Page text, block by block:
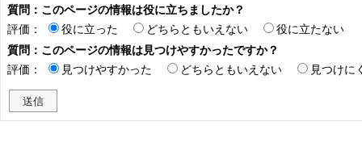
質問：このページの情報は役に立ちましたか？
評価：
役に立った どちらともいえない
役に立たない
質問：このページの情報は見つけやすかったですか？
評価：
見つけやすかった どちらともいえない 見つけに